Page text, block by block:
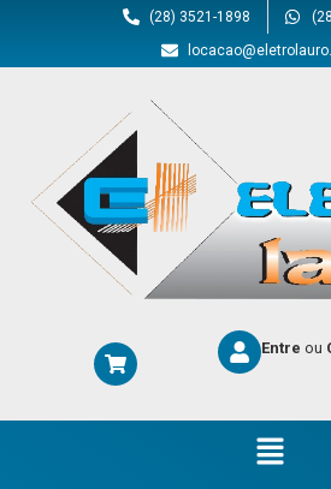
(28) 3521-1898
Entre ou